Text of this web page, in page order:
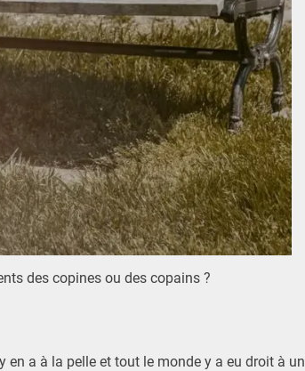
des copines ou des copains ?
a à la pelle et tout le monde y a eu droit à un